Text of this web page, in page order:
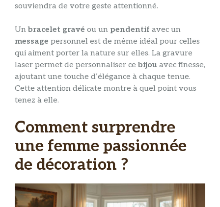
souviendra de votre geste attentionné.
Unbracelet gravé ou un pendentif avec un
message personnel est de même idéal pour celles
qui aiment porter la nature sur elles. La gravure
laser permet de personnaliser cebijou avec finesse,
ajoutant une touche d’élégance à chaque tenue.
Cette attention délicate montre à quel point vous
tenez à elle.
Comment surprendre
une femme passionnée
de décoration ?